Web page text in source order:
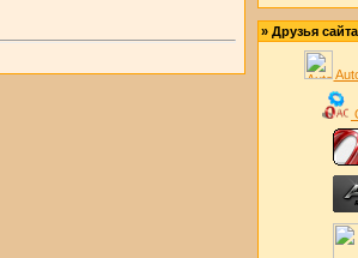
» Друзья сайта